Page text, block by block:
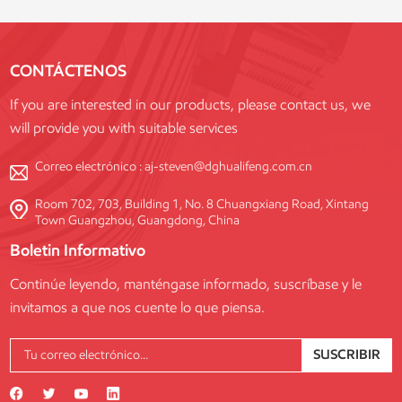
para satisfacer las diversas
necesidades de cada proyecto.
CONTÁCTENOS
If you are interested in our products, please contact us, we
will provide you with suitable services
Correo electrónico :aj-steven@dghualifeng.com.cn
Room 702, 703, Building 1, No. 8 Chuangxiang Road, Xintang
Town Guangzhou, Guangdong, China
Boletin Informativo
Continúe leyendo, manténgase informado, suscríbase y le
invitamos a que nos cuente lo que piensa.
SUSCRIBIR